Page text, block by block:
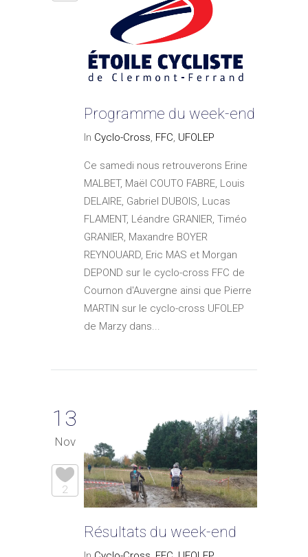
Programme du week-end
In Cyclo-Cross, FFC, UFOLEP
Ce samedi nous retrouverons Erine
MALBET, Maël COUTO FABRE, Louis
DELAIRE, Gabriel DUBOIS, Lucas
FLAMENT, Léandre GRANIER, Timéo
GRANIER, Maxandre BOYER
REYNOUARD, Eric MAS et Morgan
DEPOND sur le cyclo-cross FFC de
Cournon d'Auvergne ainsi que Pierre
MARTIN sur le cyclo-cross UFOLEP
de Marzy dans...
13
Nov
2
Résultats du week-end